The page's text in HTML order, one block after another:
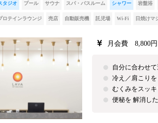
タジオ プール サウナ スパ・バスルーム シャワー 岩盤浴
ロテインラウンジ 売店 自動販売機 託児場 Wi-Fi 日焼けマ
月会費 8,800円
自分に合わせ
冷え／肩こり
むくみをスッ
便秘を 解消し